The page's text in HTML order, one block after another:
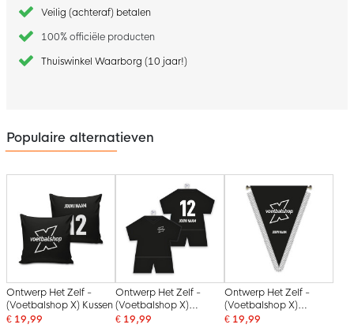
Veilig (achteraf) betalen
100% officiële producten
Thuiswinkel Waarborg (10 jaar!)
Populaire alternatieven
Ontwerp Het Zelf -
(Voetbalshop X) Kussen
€ 19,99
Ontwerp Het Zelf -
(Voetbalshop X)
Maxidress
€ 19,99
Ontwerp Het Zelf -
(Voetbalshop X)
Puntvaan
€ 19,99